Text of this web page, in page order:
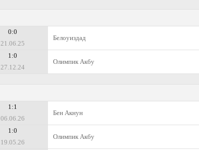
0:0
21.06.25
Белоуиздад
1:0
27.12.24
Олимпик Акбу
1:1
06.06.26
Бен Акнун
1:0
19.05.26
Олимпик Акбу